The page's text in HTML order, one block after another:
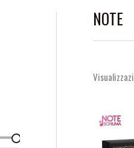
NOTE